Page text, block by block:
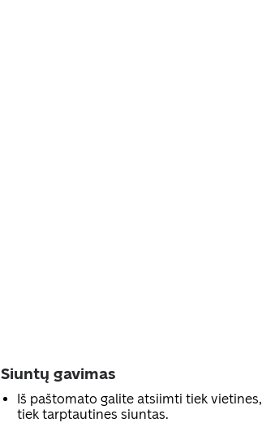
Siuntų gavimas
Iš paštomato galite atsiimti tiek vietines,
tiek tarptautines siuntas.